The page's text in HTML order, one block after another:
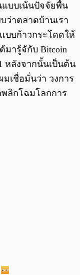
บบเน้นปัจจัยพื้น
ว่าตลาดบ้านเรา
บบก้าวกระโดดให้
มารู้จักับ Bitcoin
หลังจากนั้นเป็นต้น
เชื่อมั่นว่า วงการ
ลิกโฉมโลกการ